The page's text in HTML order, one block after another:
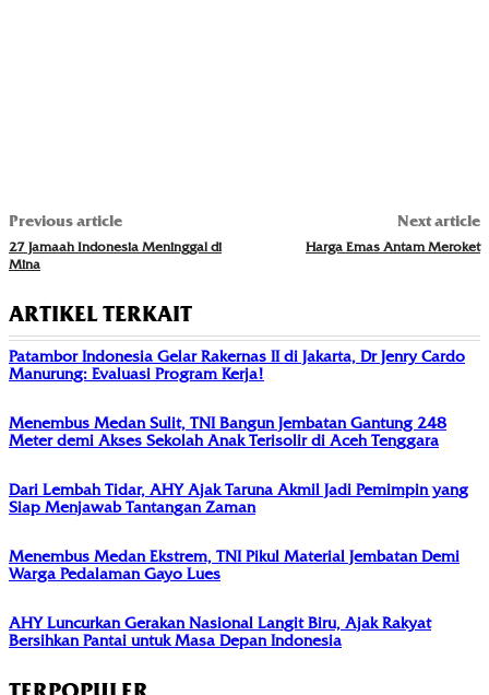
Previous article
27 Jamaah Indonesia Meninggal di
Mina
Next article
Harga Emas Antam Meroket
ARTIKEL TERKAIT
Patambor Indonesia Gelar Rakernas II di Jakarta, Dr Jenry Cardo
Manurung: Evaluasi Program Kerja!
Menembus Medan Sulit, TNI Bangun Jembatan Gantung 248
Meter demi Akses Sekolah Anak Terisolir di Aceh Tenggara
Dari Lembah Tidar, AHY Ajak Taruna Akmil Jadi Pemimpin yang
Siap Menjawab Tantangan Zaman
Menembus Medan Ekstrem, TNI Pikul Material Jembatan Demi
Warga Pedalaman Gayo Lues
AHY Luncurkan Gerakan Nasional Langit Biru, Ajak Rakyat
Bersihkan Pantai untuk Masa Depan Indonesia